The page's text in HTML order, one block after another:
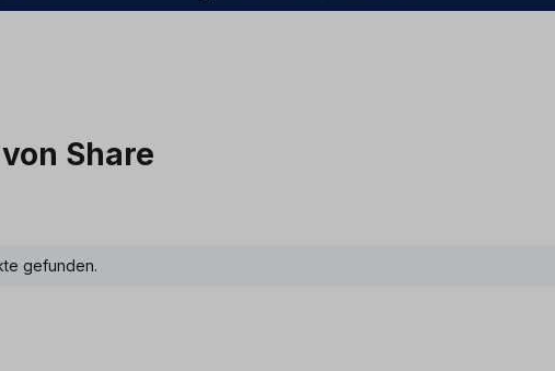
Share
gefunden.